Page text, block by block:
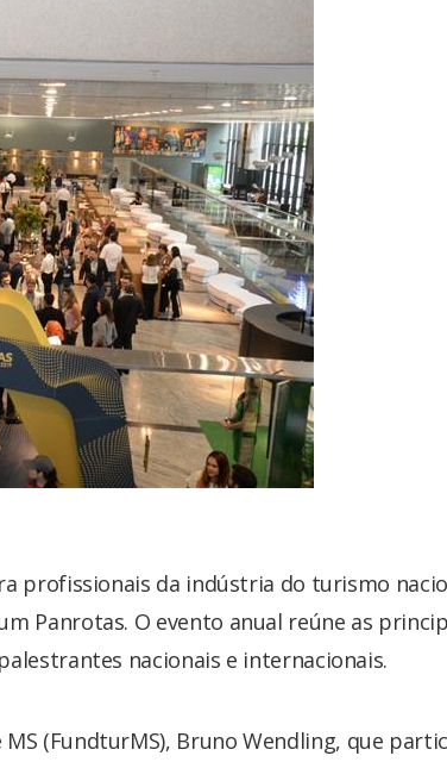
profissionais da indústria do turismo
Panrotas. O evento anual reúne as
nacionais e internacionais.
(FundturMS), Bruno Wendling, que